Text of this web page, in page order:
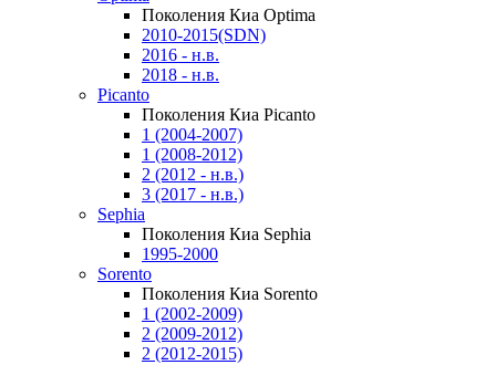
Поколения Киа Optima
2010-2015(SDN)
2016 - н.в.
2018 - н.в.
Picanto
Поколения Киа Picanto
1 (2004-2007)
1 (2008-2012)
2 (2012 - н.в.)
3 (2017 - н.в.)
Sephia
Поколения Киа Sephia
1995-2000
Sorento
Поколения Киа Sorento
1 (2002-2009)
2 (2009-2012)
2 (2012-2015)